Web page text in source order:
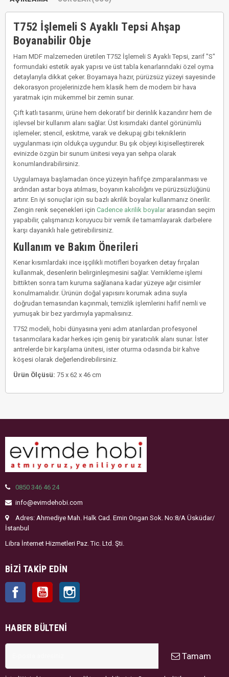
T752 İşlemeli S Ayaklı Tepsi Ahşap
Boyanabilir Obje
Ham MDF malzemeden üretilen T752 İşlemeli S Ayaklı Tepsi, zarif "S"
formundaki estetik ayak yapısı ve üst tabla kenarlarındaki özel oyma
detaylarıyla dikkat çeker. Boyamaya hazır, pürüzsüz yüzeyi sayesinde
dekorasyon projelerinizde hem klasik hem de modern bir hava
yaratmak için mükemmel bir zemin sunar.
Çift katlı tasarımı, ürüne hem dekoratif bir derinlik kazandırır hem de
işlevsel bir kullanım alanı sağlar. Üst kısımdaki dantel görünümlü
işlemeler; stencil, eskitme, varak ve dekupaj gibi tekniklerin
uygulanması için oldukça uygundur. Bu şık objeyi kişiselleştirerek
evinizde özgün bir sunum ünitesi veya yan sehpa olarak
konumlandırabilirsiniz.
Uygulamaya başlamadan önce yüzeyin hafifçe zımparalanması ve
ardından astar boya atılması, boyanın kalıcılığını ve pürüzsüzlüğünü
artırır. En iyi sonuçlar için su bazlı akrilik boyalar kullanmanız önerilir.
Zengin renk seçenekleri için Cadence akrilik boyalararasından seçim
yapabilir, çalışmanızı koruyucu bir vernik ile tamamlayarak darbelere
karşı dayanıklı hale getirebilirsiniz.
Kullanım ve Bakım Önerileri
Kenar kısımlardaki ince işçilikli motifleri boyarken detay fırçaları
kullanmak, desenlerin belirginleşmesini sağlar. Vernikleme işlemi
bittikten sonra tam kuruma sağlanana kadar yüzeye ağır cisimler
konulmamalıdır. Ürünün doğal yapısını korumak adına suyla
doğrudan temasından kaçınmalı, temizlik işlemlerini hafif nemli ve
yumuşak bir bez yardımıyla yapmalısınız.
T752 modeli, hobi dünyasına yeni adım atanlardan profesyonel
tasarımcılara kadar herkes için geniş bir yaratıcılık alanı sunar. İster
antrelerde bir karşılama ünitesi, ister oturma odasında bir kahve
köşesi olarak değerlendirebilirsiniz.
Ürün Ölçüsü: 75 x 62 x 46 cm
0850 346 46 24
info@evimdehobi.com
Adres: Ahmediye Mah. Halk Cad. Emin Ongan Sok. No:8/A Üsküdar/
İstanbul
Libra İnternet Hizmetleri Paz. Tic. Ltd. Şti.
BIZI TAKIP EDIN
Facebook YouTube
HABER BÜLTENI
Tamam